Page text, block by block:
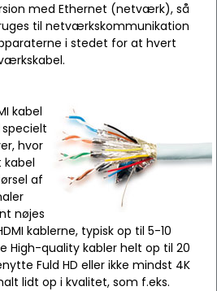
med Ethernet (netværk), så
til netværkskommunikation
i stedet for at hvert
kabel
hvor
af
nøjes
kablerne, typisk op til 5-10
High-quality kabler helt op til 20
Fuld HD eller ikke mindst 4K
lidt op i kvalitet, som f.eks.